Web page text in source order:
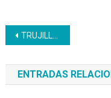
Navegación
de
entradas
TRUJILLO | Inces apuesta a la formación socio productiva
ENTRADAS